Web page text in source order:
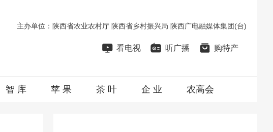
主办单位： 陕西省农业农村厅 陕西省乡村振兴局 陕西广电融媒体集团(台)
看电视 听广播 购特产
智 库 苹 果 茶 叶 企 业 农高会